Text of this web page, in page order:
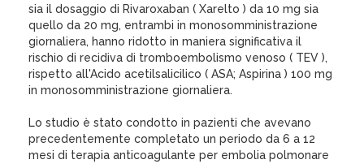
sia il dosaggio di Rivaroxaban ( Xarelto ) da 10 mg sia
quello da 20 mg, entrambi in monosomministrazione
giornaliera, hanno ridotto in maniera significativa il
rischio di recidiva di tromboembolismo venoso ( TEV ),
rispetto all'Acido acetilsalicilico ( ASA; Aspirina ) 100 mg
in monosomministrazione giornaliera.
Lo studio è stato condotto in pazienti che avevano
precedentemente completato un periodo da 6 a 12
mesi di terapia anticoagulante per embolia polmonare